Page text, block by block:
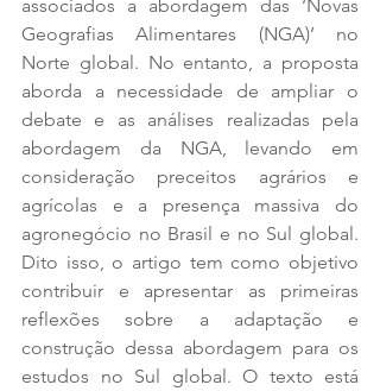
associados a abordagem das ‘Novas
Geografias Alimentares (NGA)’ no
Norte global. No entanto, a proposta
aborda a necessidade de ampliar o
debate e as análises realizadas pela
abordagem da NGA, levando em
consideração preceitos agrários e
agrícolas e a presença massiva do
agronegócio no Brasil e no Sul global.
Dito isso, o artigo tem como objetivo
contribuir e apresentar as primeiras
reflexões sobre a adaptação e
construção dessa abordagem para os
estudos no Sul global. O texto está